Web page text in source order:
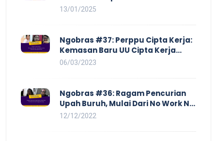
Harga yang Mencekik, Ancaman
13/01/2025
Ngobras #37: Perppu Cipta Kerja:
Kemasan Baru UU Cipta Kerja
yang Semakin Merugikan Buruh
06/03/2023
Ngobras #36: Ragam Pencurian
Upah Buruh, Mulai Dari No Work No
Pay Hingga Skorsing
12/12/2022